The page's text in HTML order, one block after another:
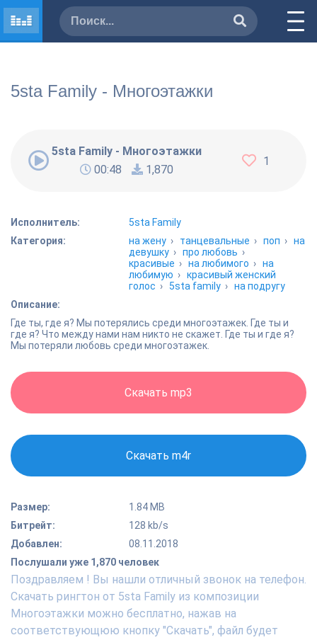
5sta Family - Многоэтажки
5sta Family - Многоэтажки
00:48
1,870
1
Исполнитель:
5sta Family
Категория:
на жену › танцевальные ›поп ›на
девушку ›про любовь ›
красивые ›на любимого ›на
любимую ›красивый женский
голос › 5sta family ›на подругу
Описание:
Где ты, где я? Мы потерялись среди многоэтажек. Где ты и
где я? Что между нами нам никто не скажет. Где ты и где я?
Мы потеряли любовь среди многоэтажек.
Скачать mp3
Скачать m4r
Размер:
1.84 MB
Битрейт:
128 kb/s
Добавлен:
08.11.2018
Послушали уже 1,870 человек
Поздравляем ! Вы нашли отличный звонок на телефон.
Скачать рингтон от 5sta Family из композиции
Многоэтажки можно бесплатно, нажав на
соответствующюю кнопку "Скачать", файл будет